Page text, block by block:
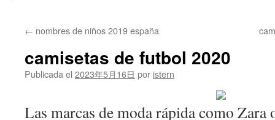
contenido
← nombres de niños 2019 españa
camisetas de futbol 2020
Publicada el 2023年5月16日 por istern
Las marcas de moda rápida como Zara